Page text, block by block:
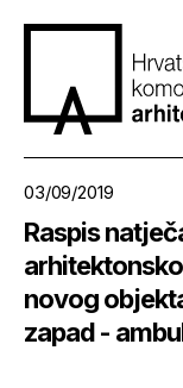
03/09/2019
Raspis
novog
zapad -